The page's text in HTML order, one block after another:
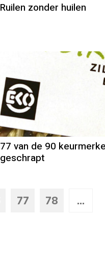
Ruilen zonder huilen
77 van de 90
geschrapt
77 78 ...